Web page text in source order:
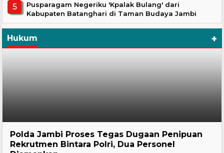
Pusparagam Negeriku 'Kpalak Bulang' dari
Kabupaten Batanghari di Taman Budaya Jambi
Hukum +
Polda Jambi Proses Tegas Dugaan Penipuan
Rekrutmen Bintara Polri, Dua Personel